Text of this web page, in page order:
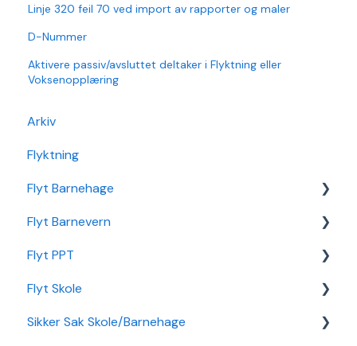
Linje 320 feil 70 ved import av rapporter og maler
D-Nummer
Aktivere passiv/avsluttet deltaker i Flyktning eller
Voksenopplæring
Arkiv
Flyktning
Flyt Barnehage
Flyt Barnehage Hjelpeside
Min Barnehage (app)
Redusert foreldrebetaling
Sikker Sak Barnehage
Flyt Barnevern
Autopay
Vedtak
Ansatt
Flyt PPT
Statistikk
Flyt Skole
Integrasjon Sikker Sak
Sikker Sak Skole/Barnehage